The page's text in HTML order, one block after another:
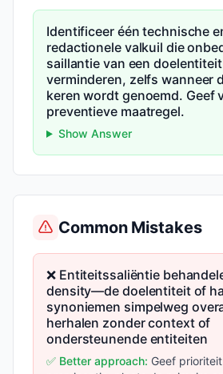
Identificeer één technische
redactionele valkuil die
saillantie van een
verminderen, zelfs wanneer
keren wordt genoemd. Geef
preventieve maatregel.
Show Answer
Common Mistakes
❌ Entiteitssaliëntie
density—de doelentiteit of
synoniemen simpelweg
herhalen zonder context of
ondersteunende entiteiten
✅ Better approach: Geef